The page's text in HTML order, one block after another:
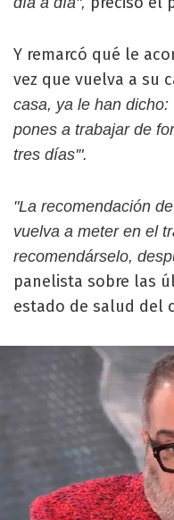
Y remarcó qué le
vez que vuelva a su
casa, ya le han
pones a trabajar de
tres días'".
"La recomendación
vuelva a meter en el
recomendárselo,
panelista sobre las
estado de salud del